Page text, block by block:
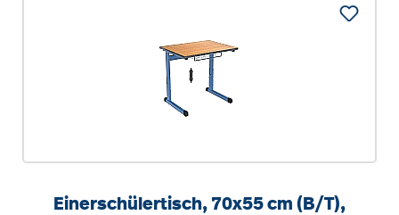
Einerschülertisch, 70x55 cm (B/T),